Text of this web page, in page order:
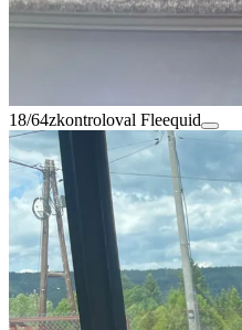
18/64zkontroloval Fleequid